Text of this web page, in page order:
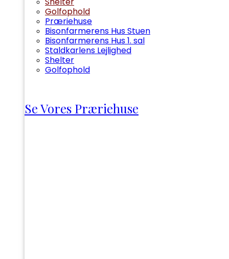
Golfophold
Præriehuse
Bisonfarmerens Hus Stuen
Bisonfarmerens Hus 1. sal
Staldkarlens Lejlighed
Shelter
Golfophold
Se Vores Præriehuse